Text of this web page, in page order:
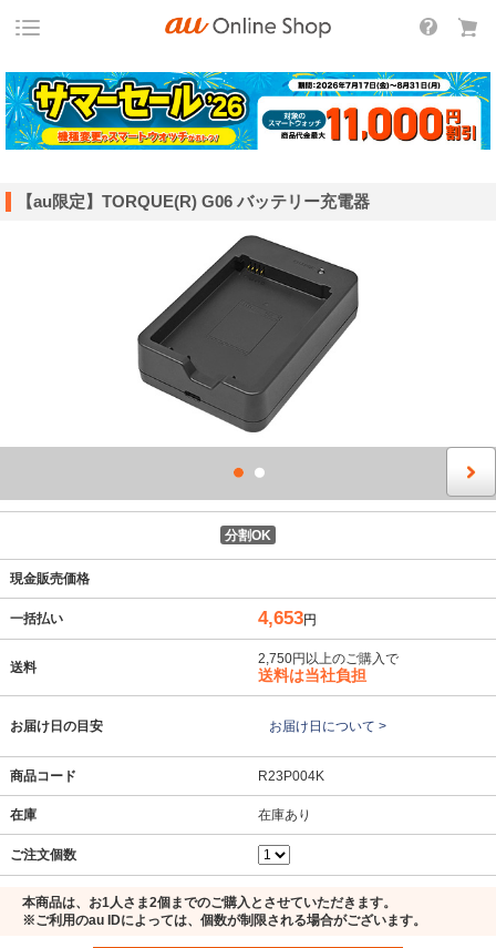
【au限定】TORQUE(R) G06 バッテリー充電器
分割OK
現金販売価格
一括払い 4,653円
送料
2,750円以上のご購入で
送料は当社負担
お届け日の目安 お届け日について >
商品コード R23P004K
在庫 在庫あり
ご注文個数
本商品は、お1人さま2個までのご購入とさせていただきます。
※ご利用のau IDによっては、個数が制限される場合がございます。